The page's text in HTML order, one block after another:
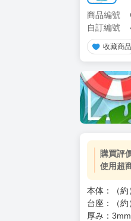
商品編號
自訂編號
收藏商品
購買評
使用超
本体：（
台座：（
厚み：3mm